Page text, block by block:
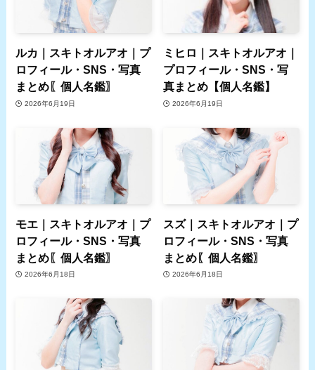
ルカ｜スキトオルアオ｜プ
ロフィール・SNS・写真
まとめ〖個人名鑑〗
2026年6月19日
ミヒロ｜スキトオルアオ｜
プロフィール・SNS・写
真まとめ【個人名鑑】
2026年6月19日
モエ｜スキトオルアオ｜プ
ロフィール・SNS・写真
まとめ〖個人名鑑〗
2026年6月18日
スズ｜スキトオルアオ｜プ
ロフィール・SNS・写真
まとめ〖個人名鑑〗
2026年6月18日